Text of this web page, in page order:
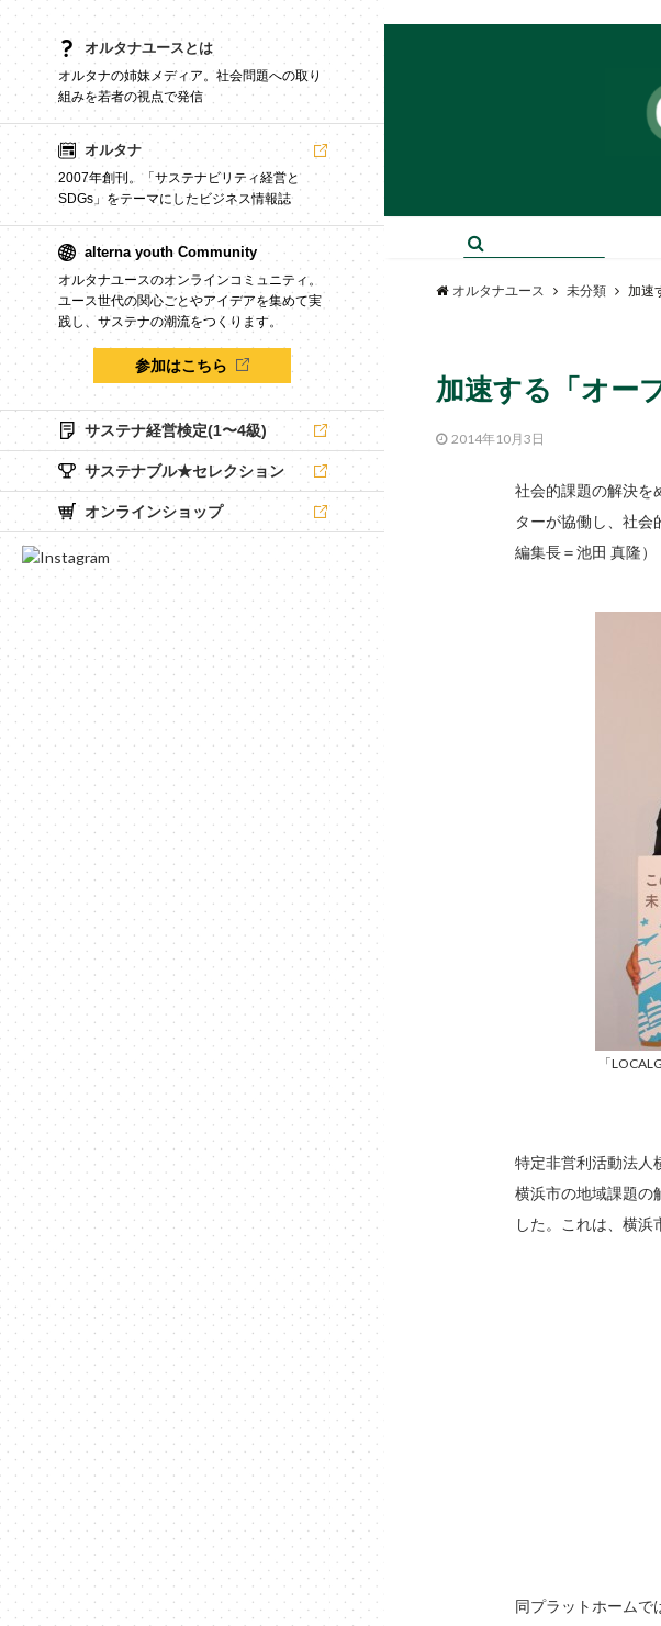
オルタナユースとは
オルタナの姉妹メディア。社会問題への取り
組みを若者の視点で発信
オルタナ
2007年創刊。「サステナビリティ経営と
SDGs」をテーマにしたビジネス情報誌
alterna youth Community
オルタナユースのオンラインコミュニティ。
ユース世代の関心ごとやアイデアを集めて実
践し、サステナの潮流をつくります。
参加はこちら
サステナ経営検定(1〜4級)
サステナブル★セレクション
オンラインショップ
オルタナユース 未分類 加速
加速する「オー
2014年10月3日
社会的課題の解決を
ターが協働し、社会
編集長＝池田 真隆）
「
特定非営利活動法人
横浜市の地域課題の
した。これは、横浜
同プラットホームで